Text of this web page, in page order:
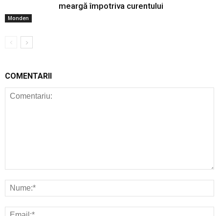
Monden
meargă împotriva curentului
COMENTARII